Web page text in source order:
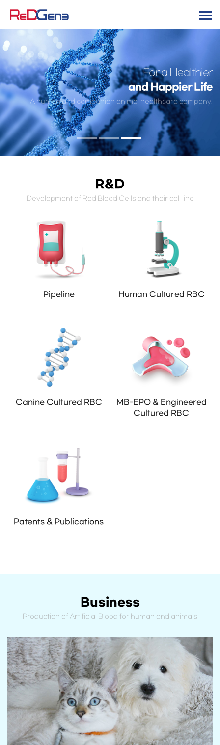
For a Healthier
and Happier Life
A human and companion animal healthcare company.
R&D
Development of Red Blood Cells and their cell line
Pipeline Human Cultured RBC
Canine Cultured RBC
MB-EPO & Engineered
Cultured RBC
Patents & Publications
Business
Production of Artificial Blood for human and animals